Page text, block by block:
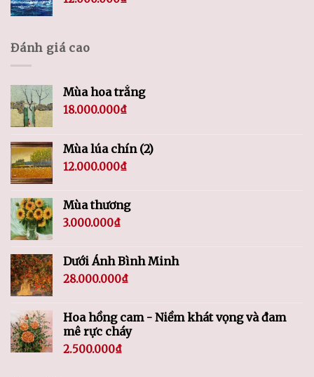
Đánh giá cao
Mùa hoa trắng
18.000.000₫
Mùa lúa chín (2)
12.000.000₫
Mùa thương
3.000.000₫
Dưới Ánh Bình Minh
28.000.000₫
Hoa hồng cam - Niềm khát vọng và đam
mê rực cháy
2.500.000₫